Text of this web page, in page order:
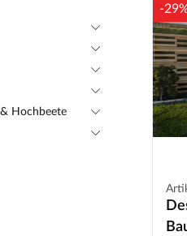
Hochbeete
-